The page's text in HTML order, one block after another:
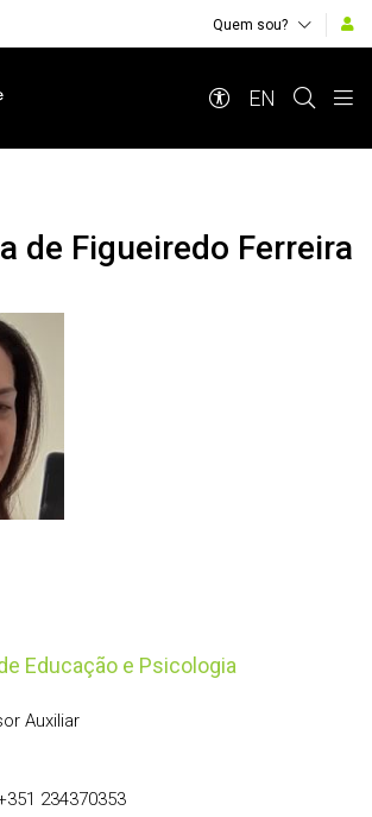
Quem sou?
EN
de Figueiredo Ferreira
Educação e Psicologia
Auxiliar
234370353